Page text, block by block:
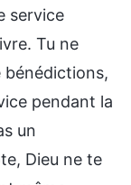
service
Tu ne
bénédictions,
pendant la
un
Dieu ne te